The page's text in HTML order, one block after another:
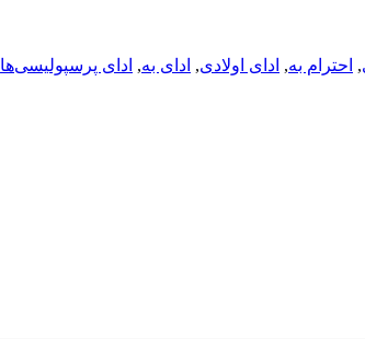
, احترام به, ادای اولادی, ادای به, ادای پرسپولیسی‌ها